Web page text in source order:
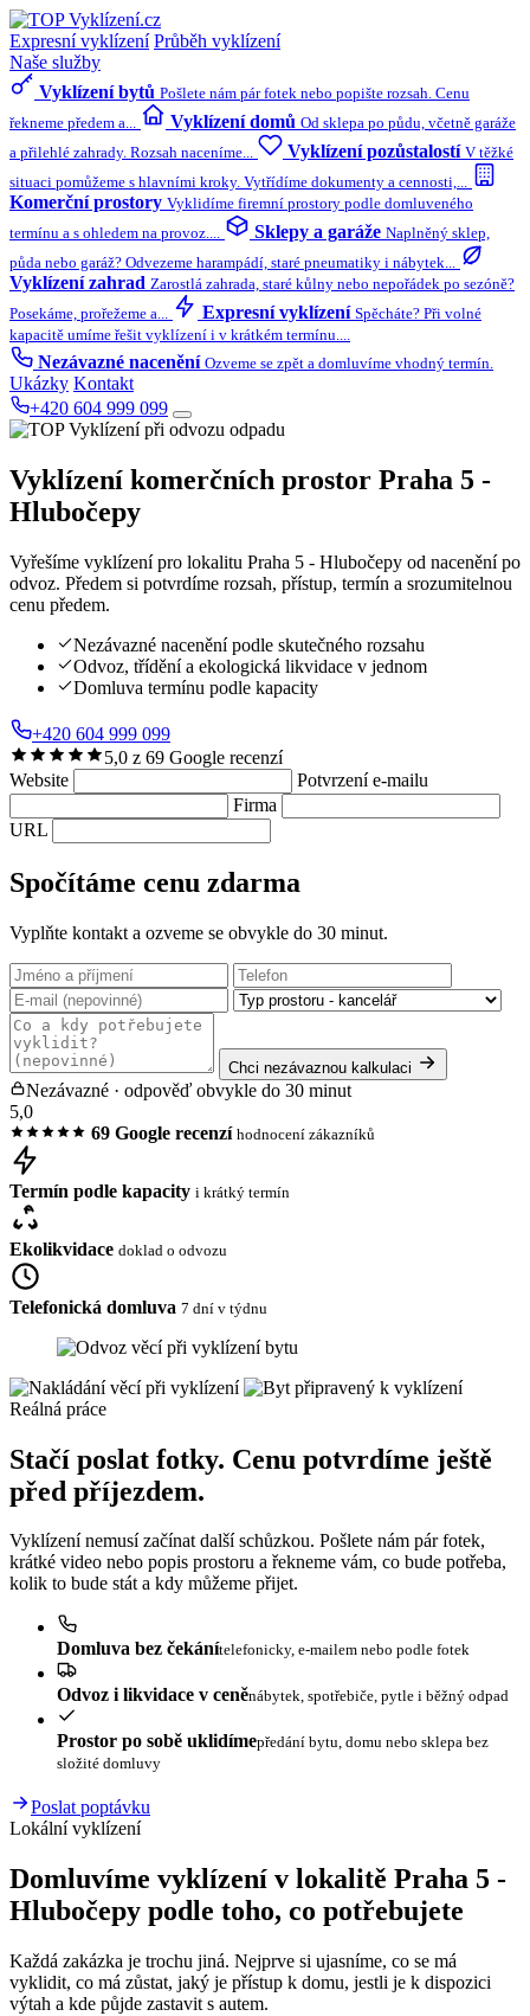
Expresní vyklízení Průběh vyklízení
Naše služby
Vyklízení bytů Pošlete nám pár fotek nebo popište rozsah. Cenu
řekneme předem a...
Vyklízení domů Od sklepa po půdu, včetně garáže
a přilehlé zahrady. Rozsah naceníme...
Vyklízení pozůstalostí V těžké
situaci pomůžeme s hlavními kroky. Vytřídíme dokumenty a cennosti,...
Komerční prostory Vyklidíme firemní prostory podle domluveného
termínu a s ohledem na provoz....
Sklepy a garáže Naplněný sklep,
půda nebo garáž? Odvezeme harampádí, staré pneumatiky i nábytek...
Vyklízení zahrad Zarostlá zahrada, staré kůlny nebo nepořádek po sezóně?
Posekáme, prořežeme a...
Expresní vyklízení Spěcháte? Při volné
kapacitě umíme řešit vyklízení i v krátkém termínu....
Nezávazné nacenění Ozveme se zpět a domluvíme vhodný termín.
Ukázky Kontakt
+420 604 999 099
Vyklízení komerčních prostor Praha 5 -
Hlubočepy
Vyřešíme vyklízení pro lokalitu Praha 5 - Hlubočepy od nacenění po
odvoz. Předem si potvrdíme rozsah, přístup, termín a srozumitelnou
cenu předem.
Nezávazné nacenění podle skutečného rozsahu
Odvoz, třídění a ekologická likvidace v jednom
Domluva termínu podle kapacity
+420 604 999 099
5,0 z 69 Google recenzí
Website
Potvrzení e-mailu
Firma
URL
Spočítáme cenu zdarma
Vyplňte kontakt a ozveme se obvykle do 30 minut.
Chci nezávaznou kalkulaci
Nezávazné · odpověď obvykle do 30 minut
5,0
69 Google recenzí hodnocení zákazníků
Termín podle kapacity i krátký termín
Ekolikvidace doklad o odvozu
Telefonická domluva 7 dní v týdnu
Reálná práce
Stačí poslat fotky. Cenu potvrdíme ještě
před příjezdem.
Vyklízení nemusí začínat další schůzkou. Pošlete nám pár fotek,
krátké video nebo popis prostoru a řekneme vám, co bude potřeba,
kolik to bude stát a kdy můžeme přijet.
Domluva bez čekánítelefonicky, e-mailem nebo podle fotek
Odvoz i likvidace v ceněnábytek, spotřebiče, pytle i běžný odpad
Prostor po sobě uklidímepředání bytu, domu nebo sklepa bez
složité domluvy
Poslat poptávku
Lokální vyklízení
Domluvíme vyklízení v lokalitě Praha 5 -
Hlubočepy podle toho, co potřebujete
Každá zakázka je trochu jiná. Nejprve si ujasníme, co se má
vyklidit, co má zůstat, jaký je přístup k domu, jestli je k dispozici
výtah a kde půjde zastavit s autem.